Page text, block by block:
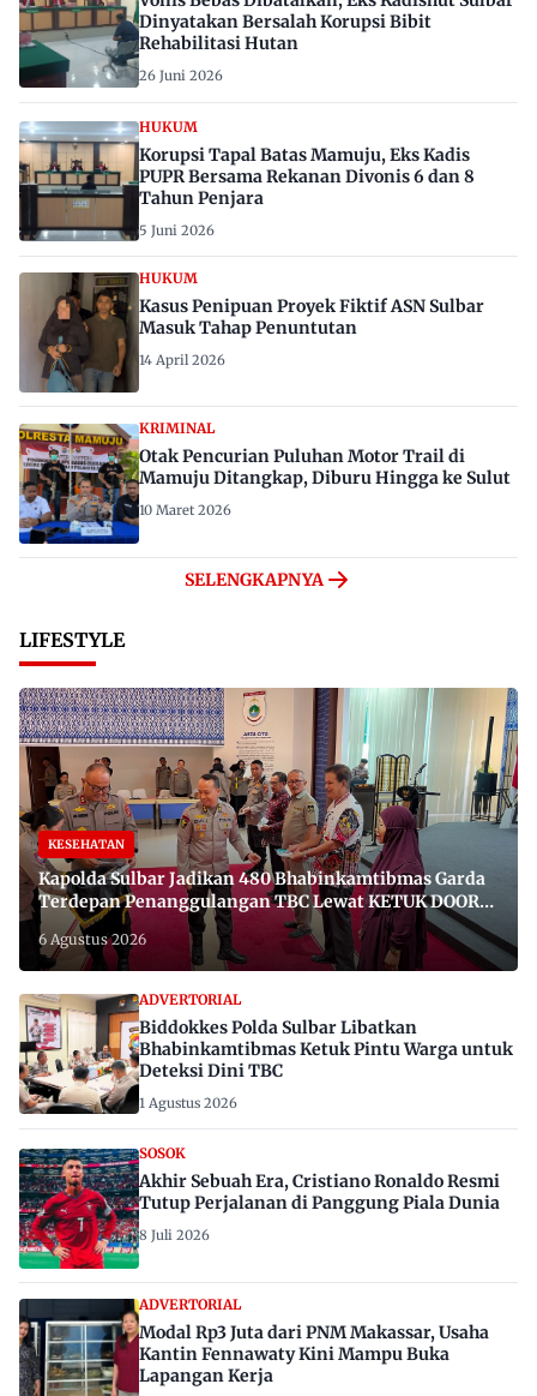
Dinyatakan Bersalah Korupsi Bibit
Rehabilitasi Hutan
26 Juni 2026
HUKUM
Korupsi Tapal Batas Mamuju, Eks Kadis
PUPR Bersama Rekanan Divonis 6 dan 8
Tahun Penjara
5 Juni 2026
HUKUM
Kasus Penipuan Proyek Fiktif ASN Sulbar
Masuk Tahap Penuntutan
14 April 2026
KRIMINAL
Otak Pencurian Puluhan Motor Trail di
Mamuju Ditangkap, Diburu Hingga ke Sulut
10 Maret 2026
SELENGKAPNYA
LIFESTYLE
KESEHATAN
Kapolda Sulbar Jadikan 480 Bhabinkamtibmas Garda
Terdepan Penanggulangan TBC Lewat KETUK DOORS
di 650 Desa
6 Agustus 2026
ADVERTORIAL
Biddokkes Polda Sulbar Libatkan
Bhabinkamtibmas Ketuk Pintu Warga untuk
Deteksi Dini TBC
1 Agustus 2026
SOSOK
Akhir Sebuah Era, Cristiano Ronaldo Resmi
Tutup Perjalanan di Panggung Piala Dunia
8 Juli 2026
ADVERTORIAL
Modal Rp3 Juta dari PNM Makassar, Usaha
Kantin Fennawaty Kini Mampu Buka
Lapangan Kerja